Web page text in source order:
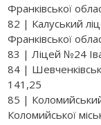
Франківської
82 | Калуський
Франківської
83 | Ліцей №24
84 |
141,25
85 |
Коломийської